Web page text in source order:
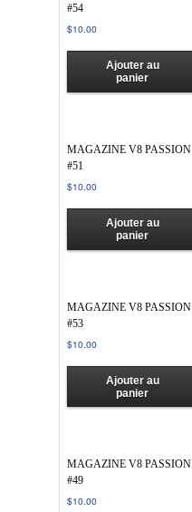
#54
$10.00
Ajouter au
panier
MAGAZINE V8 PASSION
#51
$10.00
Ajouter au
panier
MAGAZINE V8 PASSION
#53
$10.00
Ajouter au
panier
MAGAZINE V8 PASSION
#49
$10.00